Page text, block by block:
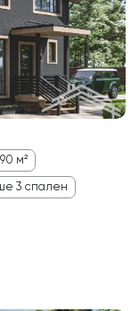
м²
3 спален